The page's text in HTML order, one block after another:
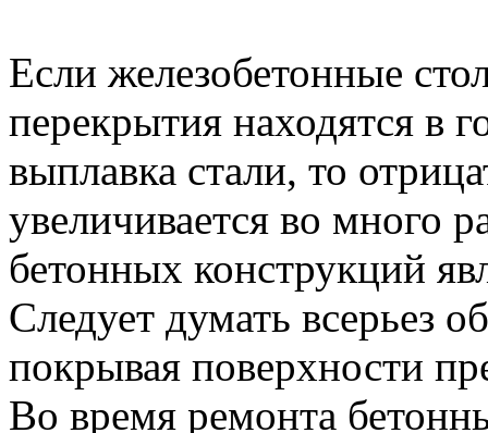
Если железобетонные
перекрытия находятся в
выплавка стали, то
увеличивается во много
бетонных конструкций
Следует думать всерьез
покрывая поверхности
Во время ремонта